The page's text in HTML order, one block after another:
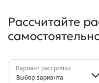
Рассчитайте
Вариант рассрочки
Выбор варианта